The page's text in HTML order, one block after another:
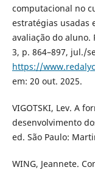
computacional no
estratégias usadas
avaliação do aluno.
3, p. 864–897, jul./
https://
em: 20 out. 2025.
VIGOTSKI, Lev. A
desenvolvimento
ed. São Paulo:
WING, Jeannete.